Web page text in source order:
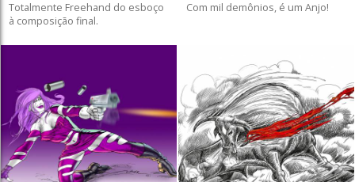
Totalmente Freehand do esboço
à composição final.
Com mil demônios, é um Anjo!